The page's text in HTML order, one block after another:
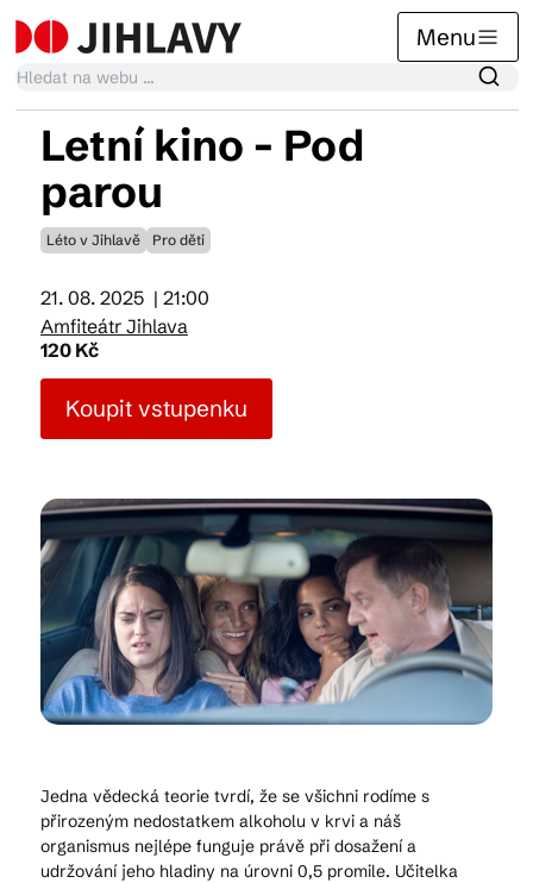
Menu
Kalendář akcí
Tradiční akce
Články
Suvenýry
Praktické info
Kam vyrazit
CS EN DE
© 2026 Brána Jihlavy
Letní kino - Pod
parou
Léto v Jihlavě Pro děti
21. 08. 2025 | 21:00
Amfiteátr Jihlava
120 Kč
Koupit vstupenku
Jedna vědecká teorie tvrdí, že se všichni rodíme s
přirozeným nedostatkem alkoholu v krvi a náš
organismus nejlépe funguje právě při dosažení a
udržování jeho hladiny na úrovni 0,5 promile. Učitelka